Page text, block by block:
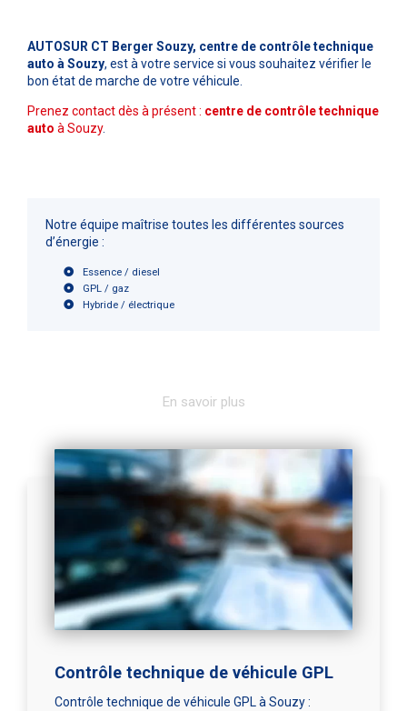
AUTOSUR CT Berger Souzy, centre de contrôle technique
auto à Souzy, est à votre service si vous souhaitez vérifier le
bon état de marche de votre véhicule.
Prenez contact dès à présent : centre de contrôle technique
auto à Souzy.
Notre équipe maîtrise toutes les différentes sources
d’énergie :
Essence / diesel
GPL / gaz
Hybride / électrique
En savoir plus
Contrôle technique de véhicule GPL
Contrôle technique de véhicule GPL à Souzy :